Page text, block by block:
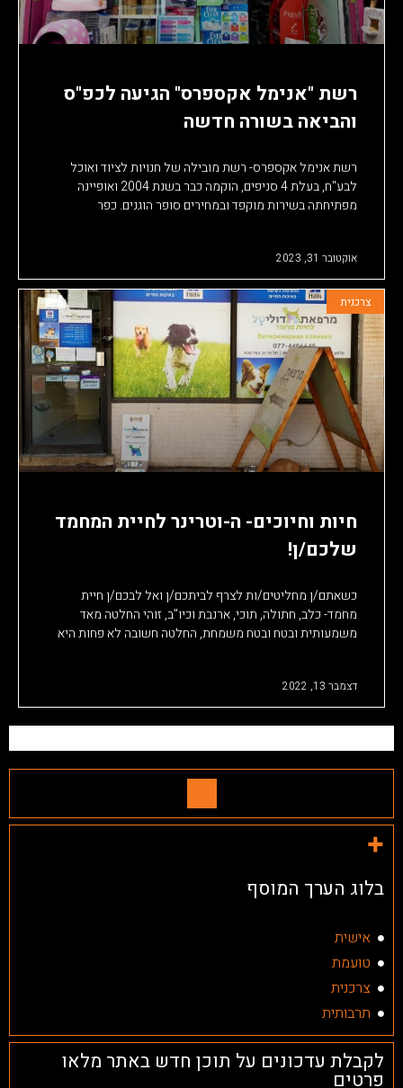
רשת "אנימל אקספרס" הגיעה לכפ"ס
והביאה בשורה חדשה
רשת אנימל אקספרס- רשת מובילה של חנויות לציוד ואוכל
לבע"ח, בעלת 4 סניפים, הוקמה כבר בשנת 2004 ואופיינה
מפתיחתה בשירות מוקפד ובמחירים סופר הוגנים. כפר
אוקטובר 31, 2023
צרכנית
חיות וחיוכים- ה-וטרינר לחיית המחמד
שלכם/ן!
כשאתם/ן מחליטים/ות לצרף לביתכם/ן ואל לבכם/ן חיית
מחמד- כלב, חתולה, תוכי, ארנבת וכיו"ב, זוהי החלטה מאד
משמעותית ובטח ובטח משמחת, החלטה חשובה לא פחות היא
דצמבר 13, 2022
בלוג הערך המוסף
אישית
טועמת
צרכנית
תרבותית
לקבלת עדכונים על תוכן חדש באתר מלאו
פרטים